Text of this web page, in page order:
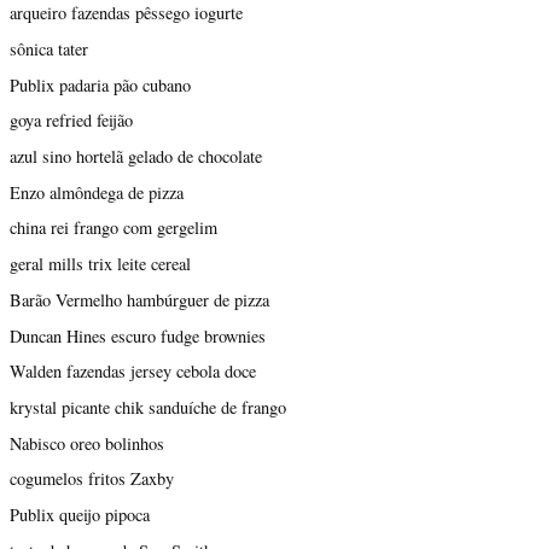
arqueiro fazendas pêssego iogurte
sônica tater
Publix padaria pão cubano
goya refried feijão
azul sino hortelã gelado de chocolate
Enzo almôndega de pizza
china rei frango com gergelim
geral mills trix leite cereal
Barão Vermelho hambúrguer de pizza
Duncan Hines escuro fudge brownies
Walden fazendas jersey cebola doce
krystal picante chik sanduíche de frango
Nabisco oreo bolinhos
cogumelos fritos Zaxby
Publix queijo pipoca